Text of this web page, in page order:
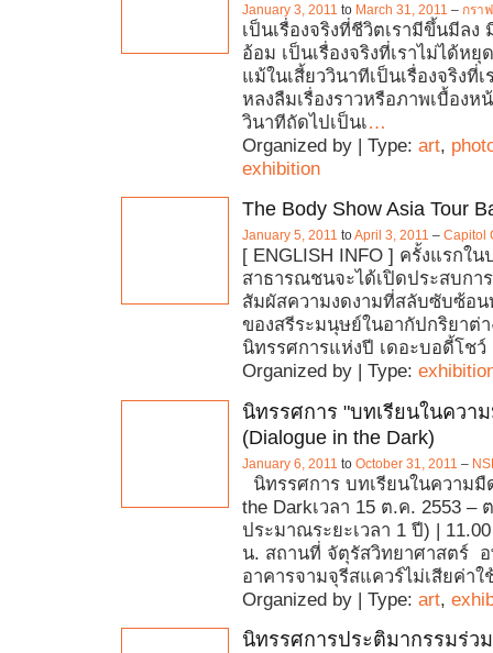
January 3, 2011 to March 31, 2011 – กรา
เป็นเรื่องจริงที่ชีวิตเรามีขึ้นมีลง
อ้อม เป็นเรื่องจริงที่เราไม่ได้ห
แม้ในเสี้ยววินาทีเป็นเรื่องจริงที่
หลงลืมเรื่องราวหรือภาพเบื้องห
วินาทีถัดไปเป็นเ…
Organized by | Type: art,
exhibition
The Body Show Asia Tour
January 5, 2011 toApril 3, 2011 – Capitol
[ ENGLISH INFO ] ครั้งแรกใน
สาธารณชนจะได้เปิดประสบกา
สัมผัสความงดงามที่สลับซับซ้อ
ของสรีระมนุษย์ในอากัปกริยาต่
นิทรรศการแห่งปี เดอะบอดี้โชว์
Organized by | Type:
นิทรรศการ "บทเรียนในควา
(Dialogue in the Dark)
January 6, 2011 to October 31, 2011 –
นิทรรศการ บทเรียนในความมื
the Darkเวลา 15 ต.ค. 2553 –
ประมาณระยะเวลา 1 ปี) |
น. สถานที่ จัตุรัสวิทยาศาสตร์
อาคารจามจุรีสแควร์ไม่เสียค่าใ
Organized by | Type: art,
นิทรรศการประติมากรรมร่ว